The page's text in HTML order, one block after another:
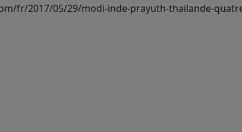
fr/2017/05/29/modi-inde-prayuth-thailande-